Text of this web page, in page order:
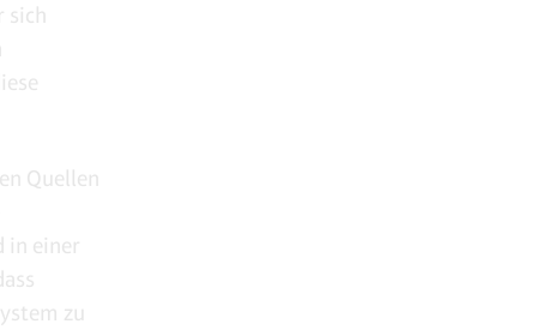
sich
Quellen
in einer
zu